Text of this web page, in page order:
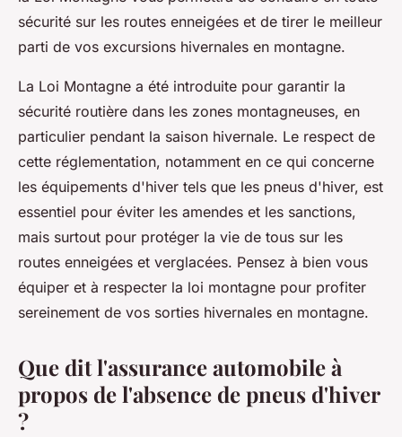
sécurité sur les routes enneigées et de tirer le meilleur
parti de vos excursions hivernales en montagne.
La Loi Montagne a été introduite pour garantir la
sécurité routière dans les zones montagneuses, en
particulier pendant la saison hivernale. Le respect de
cette réglementation, notamment en ce qui concerne
les équipements d'hiver tels que les pneus d'hiver, est
essentiel pour éviter les amendes et les sanctions,
mais surtout pour protéger la vie de tous sur les
routes enneigées et verglacées. Pensez à bien vous
équiper et à respecter la loi montagne pour profiter
sereinement de vos sorties hivernales en montagne.
Que dit l'assurance automobile à
propos de l'absence de pneus d'hiver
?